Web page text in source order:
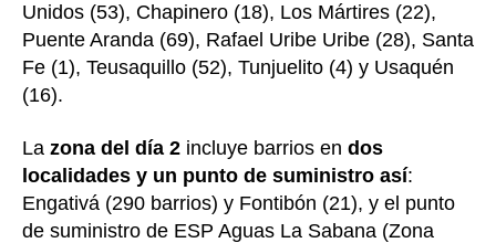
Unidos (53), Chapinero (18), Los Mártires (22),
Puente Aranda (69), Rafael Uribe Uribe (28), Santa
Fe (1), Teusaquillo (52), Tunjuelito (4) y Usaquén
(16).
La zona del día 2 incluye barrios en dos
localidades y un punto de suministro así:
Engativá (290 barrios) y Fontibón (21), y el punto
de suministro de ESP Aguas La Sabana (Zona